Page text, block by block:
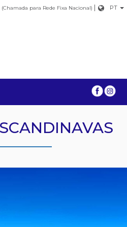
(Chamada para Rede Fixa Nacional) | PT